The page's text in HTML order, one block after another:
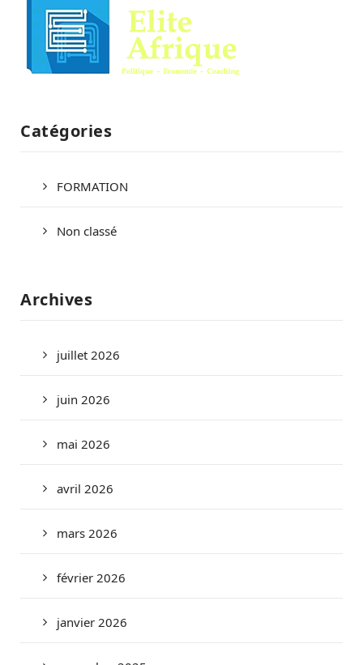
Catégories
FORMATION
Non classé
Archives
juillet 2026
juin 2026
mai 2026
avril 2026
mars 2026
février 2026
janvier 2026